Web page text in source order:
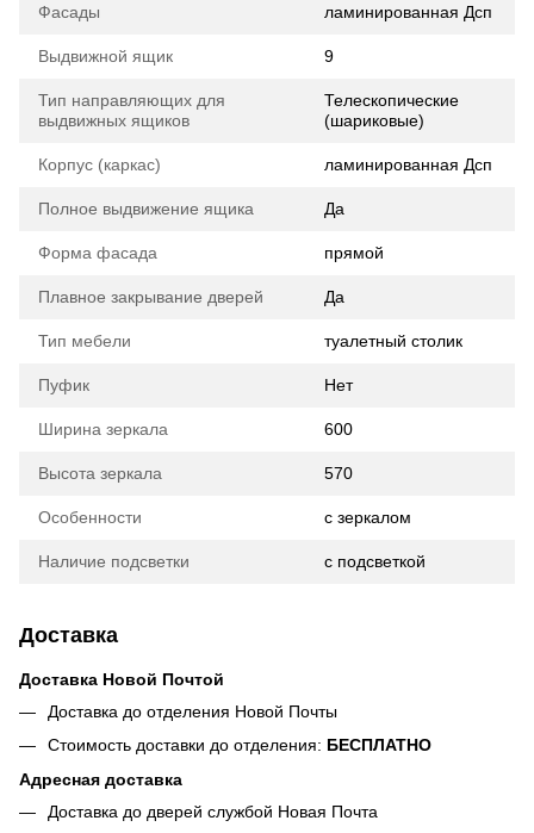
Фасады ламинированная Дсп
Выдвижной ящик 9
Тип направляющих для
выдвижных ящиков
Телескопические
(шариковые)
Корпус (каркас) ламинированная Дсп
Полное выдвижение ящика Да
Форма фасада прямой
Плавное закрывание дверей Да
Тип мебели туалетный столик
Пуфик Нет
Ширина зеркала 600
Высота зеркала 570
Особенности с зеркалом
Наличие подсветки с подсветкой
Доставка
Доставка Новой Почтой
Доставка до отделения Новой Почты
Стоимость доставки до отделения: БЕСПЛАТНО
Адресная доставка
Доставка до дверей службой Новая Почта